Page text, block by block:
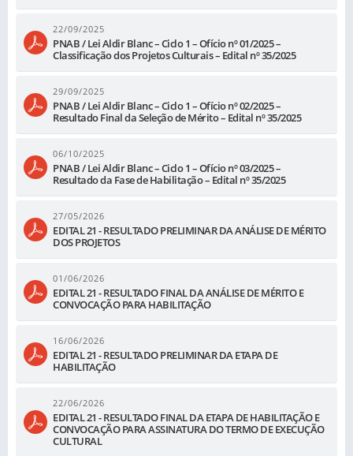
22/09/2025
PNAB / Lei Aldir Blanc – Ciclo 1 – Ofício nº 01/2025 –
Classificação dos Projetos Culturais – Edital nº 35/2025
29/09/2025
PNAB / Lei Aldir Blanc – Ciclo 1 – Ofício nº 02/2025 –
Resultado Final da Seleção de Mérito – Edital nº 35/2025
06/10/2025
PNAB / Lei Aldir Blanc – Ciclo 1 – Ofício nº 03/2025 –
Resultado da Fase de Habilitação – Edital nº 35/2025
27/05/2026
EDITAL 21 - RESULTADO PRELIMINAR DA ANÁLISE DE MÉRITO
DOS PROJETOS
01/06/2026
EDITAL 21 - RESULTADO FINAL DA ANÁLISE DE MÉRITO E
CONVOCAÇÃO PARA HABILITAÇÃO
16/06/2026
EDITAL 21 - RESULTADO PRELIMINAR DA ETAPA DE
HABILITAÇÃO
22/06/2026
EDITAL 21 - RESULTADO FINAL DA ETAPA DE HABILITAÇÃO E
CONVOCAÇÃO PARA ASSINATURA DO TERMO DE EXECUÇÃO
CULTURAL